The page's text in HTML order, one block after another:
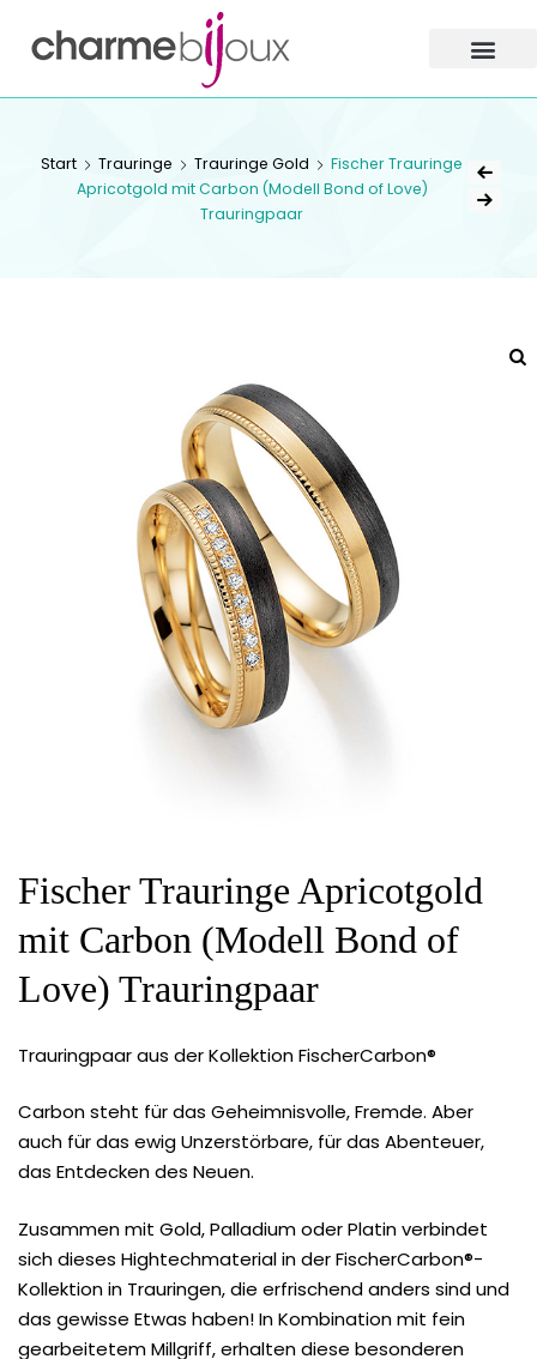
Bijoux
ZOFINGEN
Start Trauringe Trauringe Gold
Fischer Trauringe
Apricotgold mit Carbon (Modell Bond of Love)
Trauringpaar
Fischer Trauringe Apricotgold
mit Carbon (Modell Bond of
Love) Trauringpaar
Trauringpaar aus der Kollektion FischerCarbon®
Carbon steht für das Geheimnisvolle, Fremde. Aber
auch für das ewig Unzerstörbare, für das Abenteuer,
das Entdecken des Neuen.
Zusammen mit Gold, Palladium oder Platin verbindet
sich dieses Hightechmaterial in der FischerCarbon®-
Kollektion in Trauringen, die erfrischend anders sind und
das gewisse Etwas haben! In Kombination mit fein
gearbeitetem Millgriff, erhalten diese besonderen